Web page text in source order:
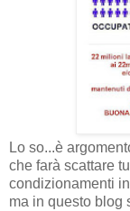
Lo so...è
che farà scattare
condizionamenti
ma in questo blog